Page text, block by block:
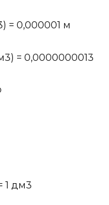
= 0,000001 м
= 0,0000000013
1 дм3